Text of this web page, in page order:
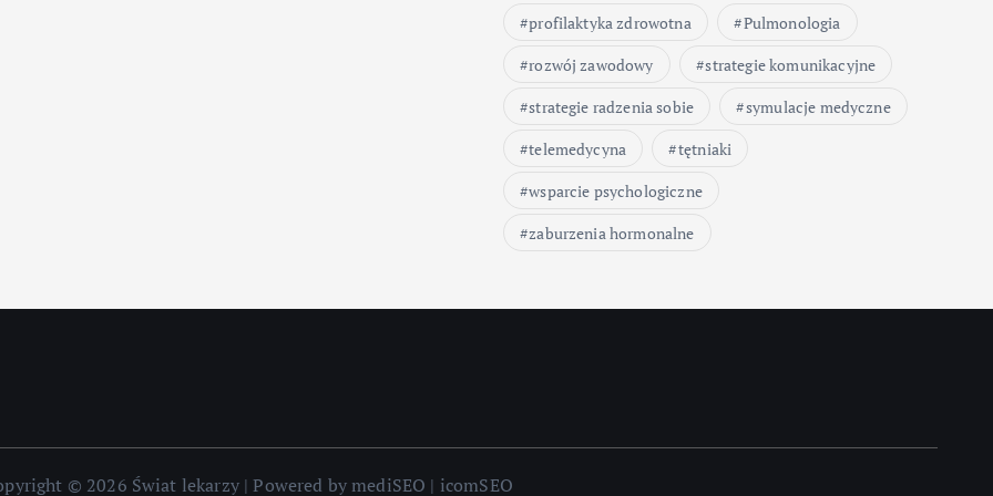
profilaktyka zdrowotna
Pulmonologia
rozwój zawodowy
strategie komunikacyjne
strategie radzenia sobie
symulacje medyczne
telemedycyna
tętniaki
wsparcie psychologiczne
zaburzenia hormonalne
© 2026 Świat lekarzy | Powered by mediSEO | icomSEO